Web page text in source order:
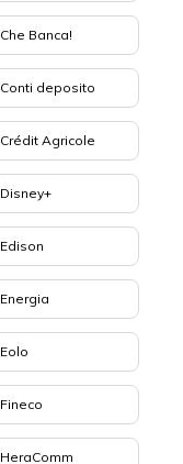
Che Banca!
Conti deposito
Crédit Agricole
Disney+
Edison
Energia
Eolo
Fineco
HeraComm